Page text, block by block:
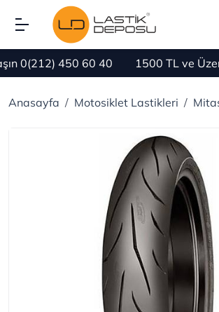
0(212) 450 60 40 1500 TL ve Üzeri
Anasayfa Motosiklet Lastikleri